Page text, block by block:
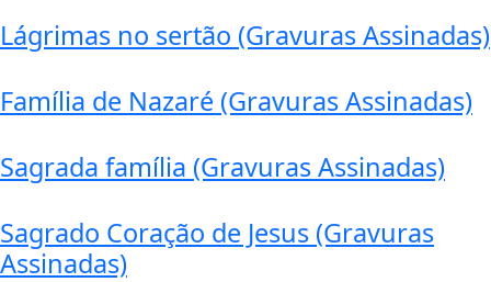
Lágrimas no sertão (Gravuras Assinadas)
Família de Nazaré (Gravuras Assinadas)
Sagrada família (Gravuras Assinadas)
Sagrado Coração de Jesus (Gravuras
Assinadas)